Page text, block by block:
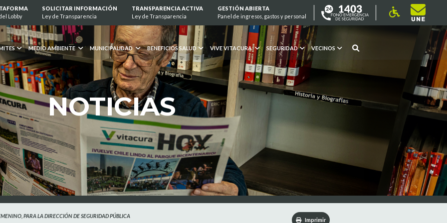
Lobby
SOLICITAR INFORMACIÓN
Ley de Transparencia
TRANSPARENCIA ACTIVA
Ley de Transparencia
GESTIÓN ABIERTA
Panel de ingresos, gastos y personal
MEDIO AMBIENTE MUNICIPALIDAD BENEFICIOS SALUD VIVE VITACURA SEGURIDAD VECINOS
NOTICIAS
PARA LA DIRECCIÓN DE SEGURIDAD PÚBLICA
Imprimir